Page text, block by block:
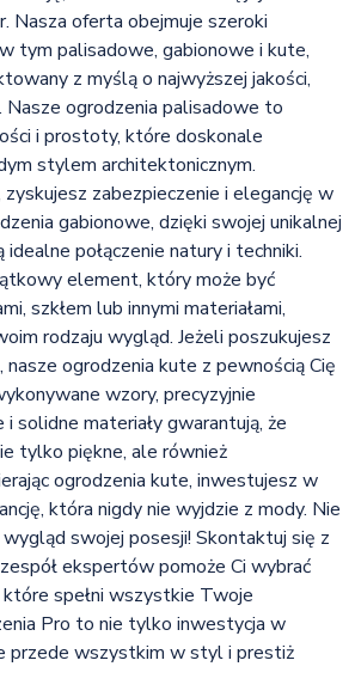
Nasza oferta obejmuje szeroki
tym palisadowe, gabionowe i kute,
z myślą o najwyższej jakości,
ogrodzenia palisadowe to
i prostoty, które doskonale
stylem architektonicznym.
zabezpieczenie i elegancję w
gabionowe, dzięki swojej unikalnej
połączenie natury i techniki.
element, który może być
szkłem lub innymi materiałami,
rodzaju wygląd. Jeżeli poszukujesz
ogrodzenia kute z pewnością Cię
wzory, precyzyjnie
solidne materiały gwarantują, że
tylko piękne, ale również
ogrodzenia kute, inwestujesz w
która nigdy nie wyjdzie z mody. Nie
wygląd swojej posesji! Skontaktuj się z
ekspertów pomoże Ci wybrać
spełni wszystkie Twoje
Pro to nie tylko inwestycja w
przede wszystkim w styl i prestiż